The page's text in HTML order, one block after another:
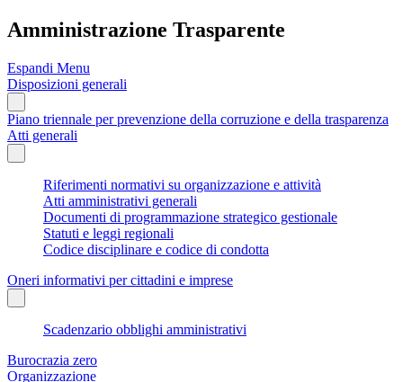
Amministrazione Trasparente
Espandi Menu
Disposizioni generali
Piano triennale per prevenzione della corruzione e della trasparenza
Atti generali
Riferimenti normativi su organizzazione e attività
Atti amministrativi generali
Documenti di programmazione strategico gestionale
Statuti e leggi regionali
Codice disciplinare e codice di condotta
Oneri informativi per cittadini e imprese
Scadenzario obblighi amministrativi
Burocrazia zero
Organizzazione